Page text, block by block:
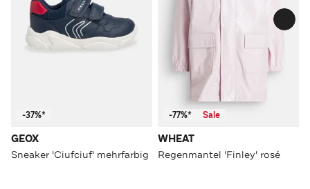
-37%*
GEOX
Sneaker 'Ciufciuf' mehrfarbig
-77%* Sale
WHEAT
Regenmantel 'Finley' rosé